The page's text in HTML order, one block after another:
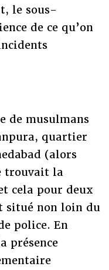
le sous-
de ce qu’on
de musulmans
quartier
(alors
trouvait la
cela pour deux
situé non loin du
police. En
présence